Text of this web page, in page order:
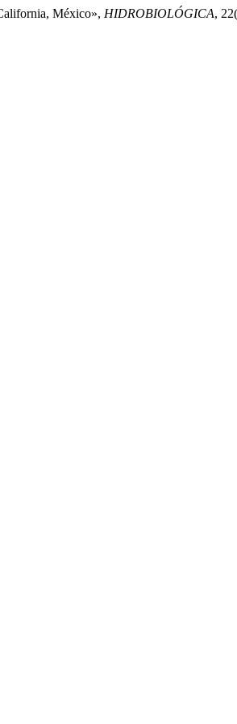
México», HIDROBIOLÓGICA,